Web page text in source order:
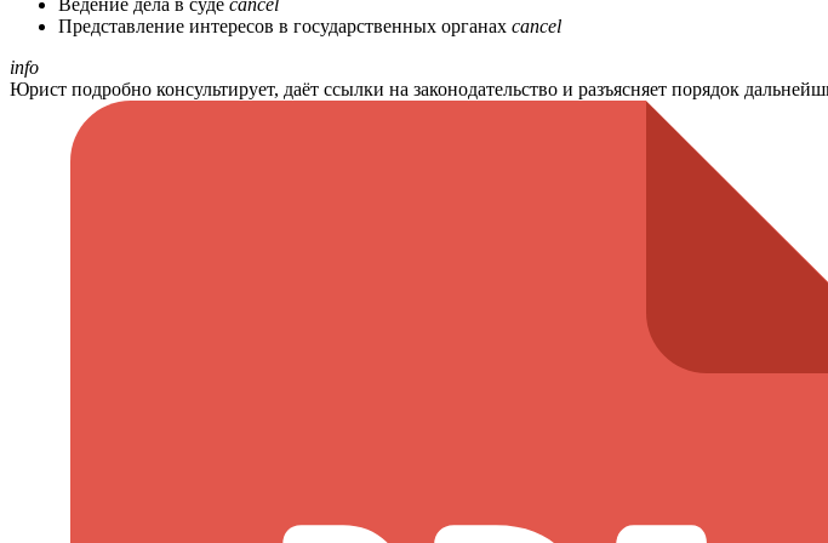
Ведение дела в суде cancel
Представление интересов в государственных органах cancel
info
Юрист подробно консультирует, даёт ссылки на законодательство и разъясняет порядок